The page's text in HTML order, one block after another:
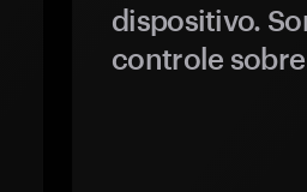
dispositivo.
controle